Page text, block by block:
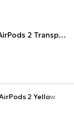
Силиконовый чехол для наушников AirPods 2 Transparent White